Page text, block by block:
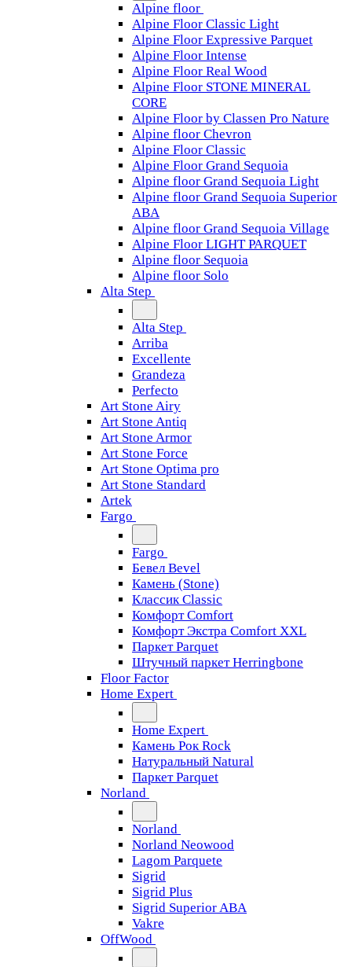
Alpine floor
Alpine Floor Classic Light
Alpine Floor Expressive Parquet
Alpine Floor Intense
Alpine Floor Real Wood
Alpine Floor STONE MINERAL
CORE
Alpine Floor by Classen Pro Nature
Alpine floor Chevron
Alpine Floor Classic
Alpine Floor Grand Sequoia
Alpine floor Grand Sequoia Light
Alpine floor Grand Sequoia Superior
ABA
Alpine floor Grand Sequoia Village
Alpine Floor LIGHT PARQUET
Alpine floor Sequoia
Alpine floor Solo
Alta Step
Alta Step
Arriba
Excellente
Grandeza
Perfecto
Art Stone Airy
Art Stone Antiq
Art Stone Armor
Art Stone Force
Art Stone Optima pro
Art Stone Standard
Artek
Fargo
Fargo
Бевел Bevel
Камень (Stone)
Классик Classic
Комфорт Comfort
Комфорт Экстра Comfort XXL
Паркет Parquet
Штучный паркет Herringbone
Floor Factor
Home Expert
Home Expert
Камень Рок Rock
Натуральный Natural
Паркет Parquet
Norland
Norland
Norland Neowood
Lagom Parquete
Sigrid
Sigrid Plus
Sigrid Superior ABA
Vakre
OffWood